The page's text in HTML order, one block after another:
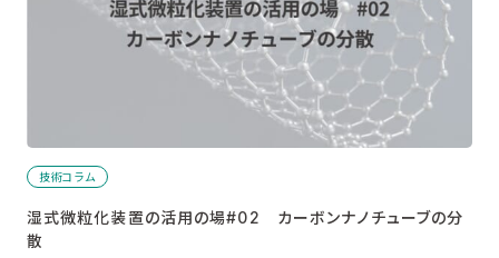
技術コラム
湿式微粒化装置の活用の場#02 カーボンナノチューブの分
散